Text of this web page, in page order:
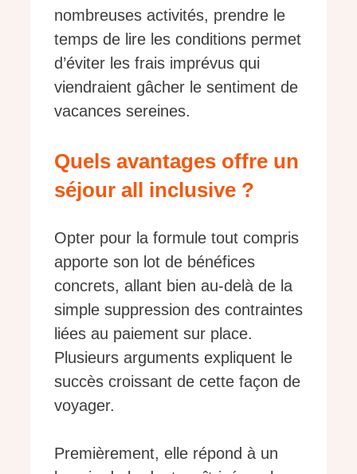
nombreuses activités, prendre le
temps de lire les conditions permet
d’éviter les frais imprévus qui
viendraient gâcher le sentiment de
vacances sereines.
Quels avantages offre un
séjour all inclusive ?
Opter pour la formule tout compris
apporte son lot de bénéfices
concrets, allant bien au-delà de la
simple suppression des contraintes
liées au paiement sur place.
Plusieurs arguments expliquent le
succès croissant de cette façon de
voyager.
Premièrement, elle répond à un